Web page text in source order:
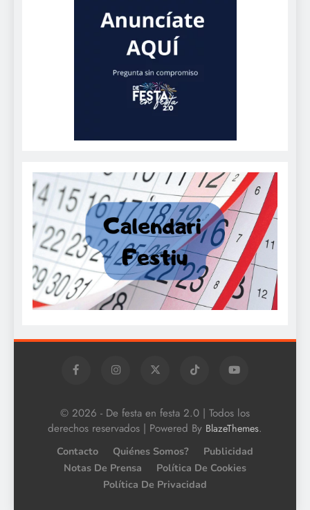
© 2026 - De festa en festa 2.0 | Todos los
derechos reservados | Powered By BlazeThemes.
Contacto Quiénes Somos?
Publicidad
Notas De Prensa
Política De Cookies
Política De Privacidad